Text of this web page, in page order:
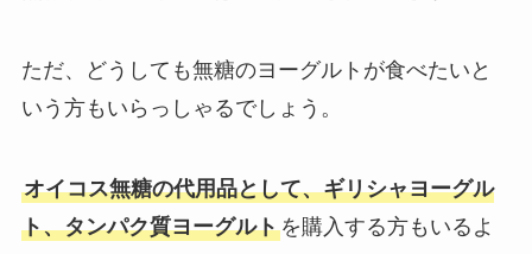
ただ、どうしても無糖のヨーグルトが食べたいと
いう方もいらっしゃるでしょう。
オイコス無糖の代用品として、ギリシャヨーグル
ト、タンパク質ヨーグルトを購入する方もいるよ